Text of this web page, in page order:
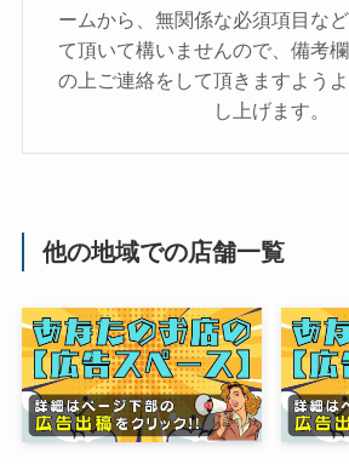
ームから、無関係な必須項目な
て頂いて構いませんので、備考
の上ご連絡をして頂きますよう
し上げます。
他の地域での店舗一覧